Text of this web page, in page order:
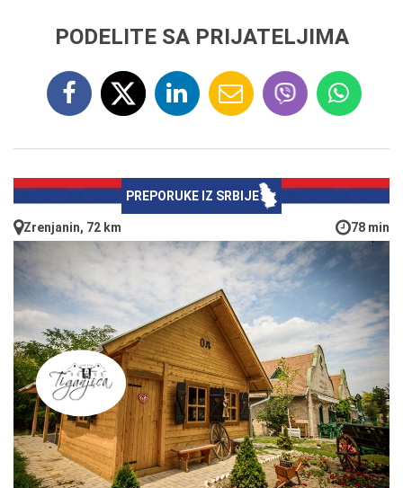
PODELITE SA PRIJATELJIMA
PREPORUKE IZ SRBIJE
Zrenjanin, 72 km 78 min